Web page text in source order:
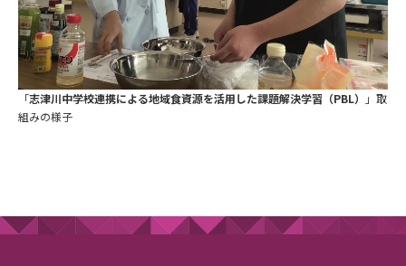
「志津川中学校連携による地域食資源を活用した課題解決学習（PBL）
」取
組みの様子